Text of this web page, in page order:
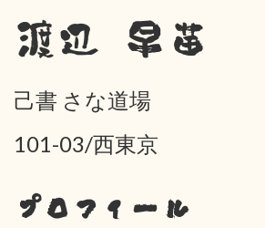
渡辺 早苗
己書 さな道場
101-03/西東京
プロフィール